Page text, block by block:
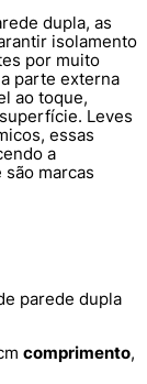
dupla, as
isolamento
por muito
parte externa
ao toque,
Leves
essas
a
marcas
parede dupla
comprimento,